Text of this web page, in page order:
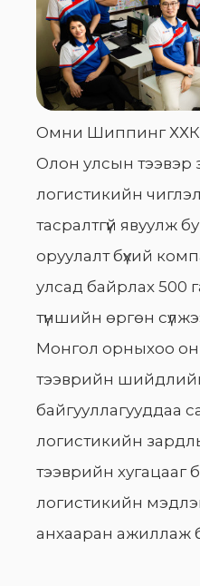
Омни Шиппинг ХХК
Олон улсын тээвэр
логистикийн
тасралтгүй явуулж
оруулалт бүхий
улсад байрлах 500
түншийн өргөн
Монгол орныхоо
тээврийн
байгууллагууддаа
логистикийн
тээврийн хугацааг
логистикийн
анхааран ажиллаж